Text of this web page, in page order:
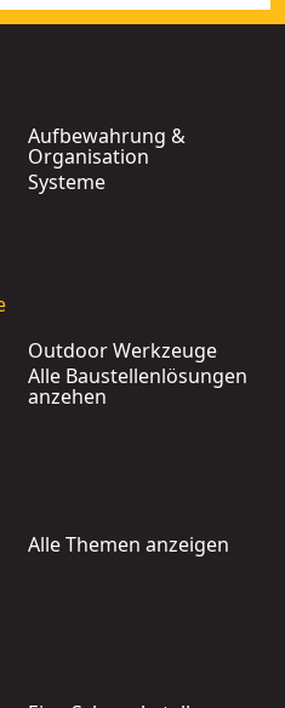
Aufbewahrung &
Organisation
Systeme
Outdoor Werkzeuge
Alle Baustellenlösungen
anzehen
Alle Themen anzeigen